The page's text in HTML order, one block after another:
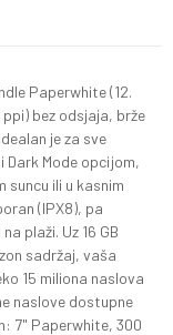
Paperwhite (12.
bez odsjaja, brže
je za sve
Mode opcijom,
suncu ili u kasnim
(IPX8), pa
plaži. Uz 16 GB
sadržaj, vaša
15 miliona naslova
naslove dostupne
7" Paperwhite, 300